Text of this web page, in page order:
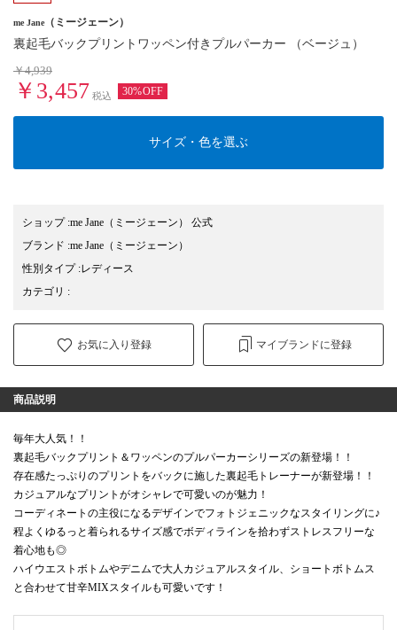
me Jane （ミージェーン）
裏起毛バックプリントワッペン付きプルパーカー （ベージュ）
￥4,939
￥3,457 税込 30%OFF
サイズ・色を選ぶ
ショップ:me Jane（ミージェーン） 公式
ブランド :me Jane （ミージェーン）
性別タイプ:レディース
カテゴリ :
お気に入り登録 マイブランドに登録
商品説明
毎年大人気！！
裏起毛バックプリント＆ワッペンのプルパーカーシリーズの新登場！！
存在感たっぷりのプリントをバックに施した裏起毛トレーナーが新登場！！
カジュアルなプリントがオシャレで可愛いのが魅力！
コーディネートの主役になるデザインでフォトジェニックなスタイリングに♪
程よくゆるっと着られるサイズ感でボディラインを拾わずストレスフリーな
着心地も◎
ハイウエストボトムやデニムで大人カジュアルスタイル、ショートボトムス
と合わせて甘辛MIXスタイルも可愛いです！